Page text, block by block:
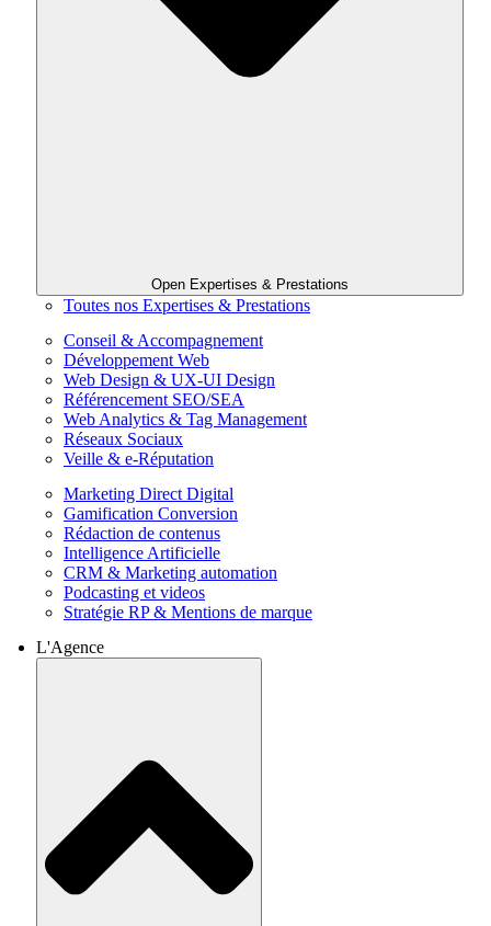
Open Expertises & Prestations
Toutes nos Expertises & Prestations
Conseil & Accompagnement
Développement Web
Web Design & UX-UI Design
Référencement SEO/SEA
Web Analytics & Tag Management
Réseaux Sociaux
Veille & e-Réputation
Marketing Direct Digital
Gamification Conversion
Rédaction de contenus
Intelligence Artificielle
CRM & Marketing automation
Podcasting et videos
Stratégie RP & Mentions de marque
L'Agence